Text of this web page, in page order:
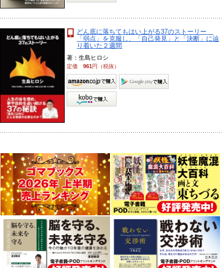
どん底に落ちてもはい上がる37のストーリー
「弱点」を克服し、「自己発見」と「決断」に辿
り着いた２週間
著：生島ヒロシ
定価961円（税抜）